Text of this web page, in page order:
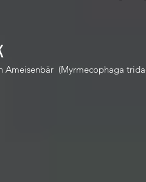
Ameisenbär (Myrmecophaga